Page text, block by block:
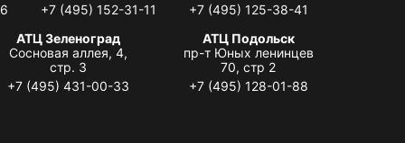
+7 (495) 152-31-11
+7 (495) 125-38-41
АТЦ Зеленоград
Сосновая аллея, 4,
стр. 3
+7 (495) 431-00-33
АТЦ Подольск
пр-т Юных ленинцев
70, стр 2
+7 (495) 128-01-88